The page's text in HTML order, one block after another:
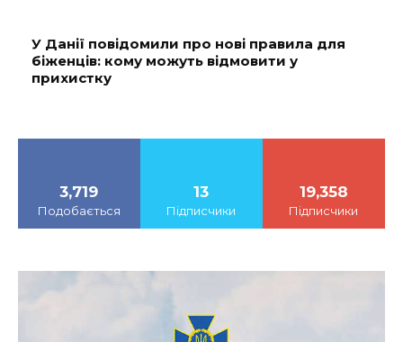
У Данії повідомили про нові правила для
біженців: кому можуть відмовити у
прихистку
3,719
Подобається
13
Підписчики
19,358
Підписчики